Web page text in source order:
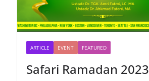
ARTICLE EVENT FEATURED
Safari Ramadan 2023